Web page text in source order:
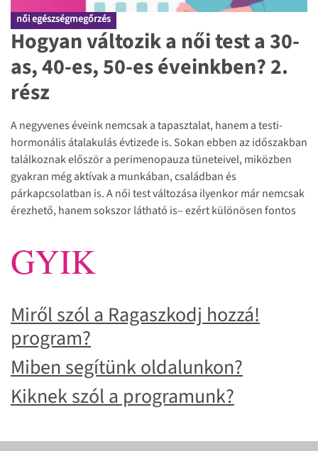
női egészségmegőrzés
Hogyan változik a női test a 30-
as, 40-es, 50-es éveinkben? 2.
rész
A negyvenes éveink nemcsak a tapasztalat, hanem a testi-
hormonális átalakulás évtizede is. Sokan ebben az időszakban
találkoznak először a perimenopauza tüneteivel, miközben
gyakran még aktívak a munkában, családban és
párkapcsolatban is. A női test változása ilyenkor már nemcsak
érezhető, hanem sokszor látható is– ezért különösen fontos
GYIK
Miről szól a Ragaszkodj hozzá!
program?
Miben segítünk oldalunkon?
Kiknek szól a programunk?